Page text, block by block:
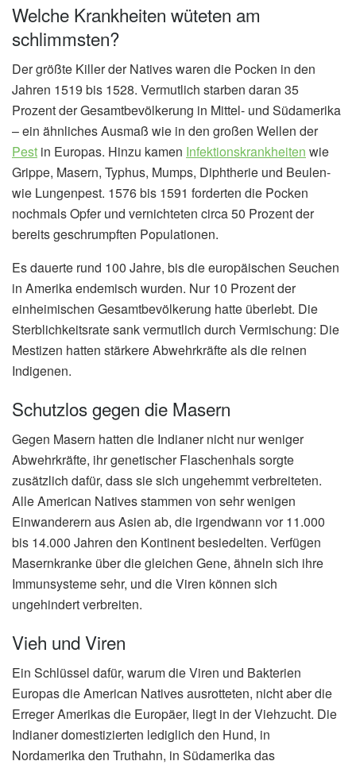
Welche Krankheiten wüteten am
schlimmsten?
Der größte Killer der Natives waren die Pocken in den
Jahren 1519 bis 1528. Vermutlich starben daran 35
Prozent der Gesamtbevölkerung in Mittel- und Südamerika
– ein ähnliches Ausmaß wie in den großen Wellen der
Pest in Europas. Hinzu kamen Infektionskrankheiten wie
Grippe, Masern, Typhus, Mumps, Diphtherie und Beulen-
wie Lungenpest. 1576 bis 1591 forderten die Pocken
nochmals Opfer und vernichteten circa 50 Prozent der
bereits geschrumpften Populationen.
Es dauerte rund 100 Jahre, bis die europäischen Seuchen
in Amerika endemisch wurden. Nur 10 Prozent der
einheimischen Gesamtbevölkerung hatte überlebt. Die
Sterblichkeitsrate sank vermutlich durch Vermischung: Die
Mestizen hatten stärkere Abwehrkräfte als die reinen
Indigenen.
Schutzlos gegen die Masern
Gegen Masern hatten die Indianer nicht nur weniger
Abwehrkräfte, ihr genetischer Flaschenhals sorgte
zusätzlich dafür, dass sie sich ungehemmt verbreiteten.
Alle American Natives stammen von sehr wenigen
Einwanderern aus Asien ab, die irgendwann vor 11.000
bis 14.000 Jahren den Kontinent besiedelten. Verfügen
Masernkranke über die gleichen Gene, ähneln sich ihre
Immunsysteme sehr, und die Viren können sich
ungehindert verbreiten.
Vieh und Viren
Ein Schlüssel dafür, warum die Viren und Bakterien
Europas die American Natives ausrotteten, nicht aber die
Erreger Amerikas die Europäer, liegt in der Viehzucht. Die
Indianer domestizierten lediglich den Hund, in
Nordamerika den Truthahn, in Südamerika das